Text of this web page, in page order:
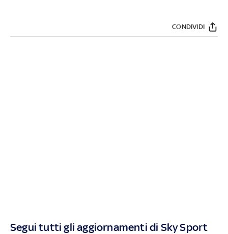
CONDIVIDI
Segui tutti gli aggiornamenti di Sky Sport